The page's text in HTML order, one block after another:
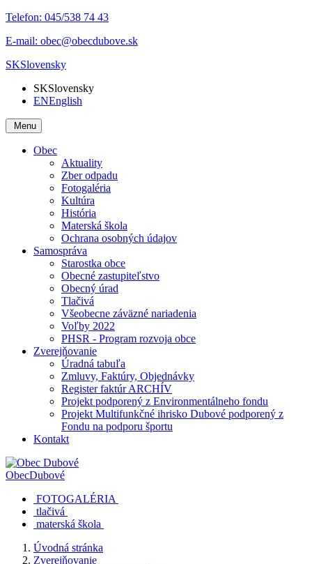
Telefon: 045/538 74 43
E-mail: obec@obecdubove.sk
SKSlovensky
SKSlovensky
ENEnglish
Menu
Obec
Aktuality
Zber odpadu
Fotogaléria
Kultúra
História
Materská škola
Ochrana osobných údajov
Samospráva
Starostka obce
Obecné zastupiteľstvo
Obecný úrad
Tlačivá
Všeobecne záväzné nariadenia
Voľby 2022
PHSR - Program rozvoja obce
Zverejňovanie
Úradná tabuľa
Zmluvy, Faktúry, Objednávky
Register faktúr ARCHÍV
Projekt podporený z Environmentálneho fondu
Projekt Multifunkčné ihrisko Dubové podporený z
Fondu na podporu športu
Kontakt
ObecDubové
FOTOGALÉRIA
tlačivá
materská škola
Úvodná stránka
Zverejňovanie